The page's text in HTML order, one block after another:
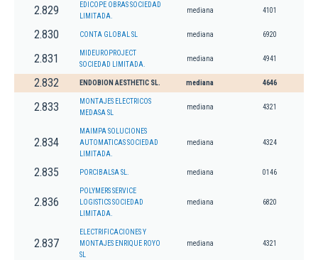
2.829
EDICOPE OBRAS SOCIEDAD
LIMITADA.
mediana 4101
2.830 CONTA GLOBAL SL mediana 6920
2.831
MIDEUROPROJECT
SOCIEDAD LIMITADA.
mediana 4941
2.832 ENDOBION AESTHETIC SL. mediana 4646
2.833
MONTAJES ELECTRICOS
MEDASA SL
mediana 4321
2.834
MAIMPA SOLUCIONES
AUTOMATICAS SOCIEDAD
LIMITADA.
mediana 4324
2.835 PORCIBALSA SL. mediana 0146
2.836
POLYMERS SERVICE
LOGISTICS SOCIEDAD
LIMITADA.
mediana 6820
2.837
ELECTRIFICACIONES Y
MONTAJES ENRIQUE ROYO
SL
mediana 4321